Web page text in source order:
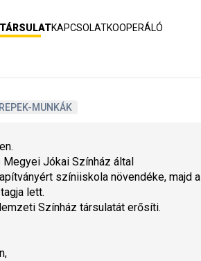
TÁRSULATKAPCSOLATKOOPERÁLÓ
MUNKÁK
Jókai Színház által
színiiskola növendéke, majd a
lett.
Színház társulatát erősíti.